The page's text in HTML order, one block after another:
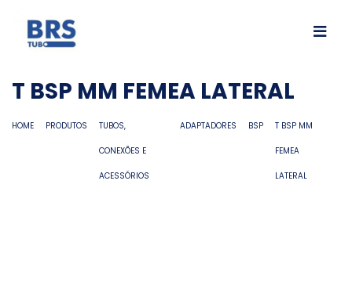
T BSP MM FEMEA LATERAL
HOME PRODUTOS TUBOS,
CONEXÕES E
ACESSÓRIOS
ADAPTADORES BSP T BSP MM
FEMEA
LATERAL